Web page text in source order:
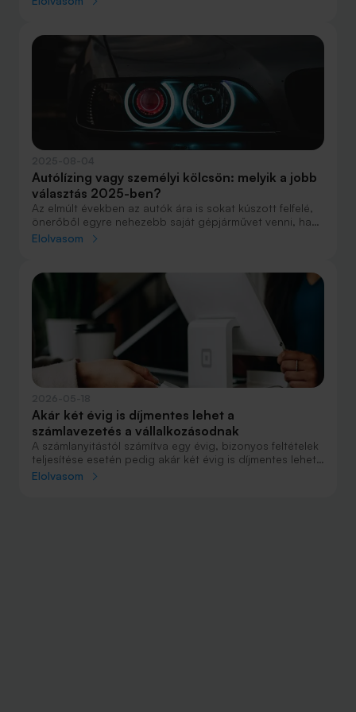
Autólízing vagy személyi kölcsön: melyik a jobb
választás 2025-ben?
Az elmúlt években az autók ára is sokat kúszott felfelé,
önerőből egyre nehezebb saját gépjárművet venni, ha
olyat szeretnénk választani, ami fiatalabb az átlagnál és
választhatunk, de vajon melyik éri meg jobban 2025-
Elolvasom
Akár két évig is díjmentes lehet a
számlavezetés a vállalkozásodnak
A számlanyitástól számítva egy évig, bizonyos feltételek
teljesítése esetén pedig akár két évig is díjmentes lehet
a számlavezetés a vállalkozások számára, emellett az
Elolvasom